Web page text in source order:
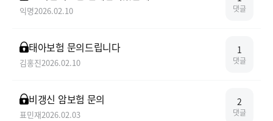
익명2026.02.10 댓글
태아보험 문의드립니다
김홍진2026.02.10
1
댓글
비갱신 암보험 문의
표민재2026.02.03
2
댓글